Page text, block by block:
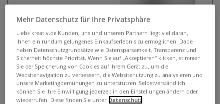
Mehr Datenschutz für Ihre Privatsphäre
Liebe kreativ.de Kunden, uns und unseren Partnern liegt viel daran,
Ihnen ein rundum gelungenes Einkaufserlebnis zu ermöglichen. Dabei
haben Datenschutzgrundsätze wie Datensparsamkeit, Transparenz und
Sicherheit höchste Priorität. Wenn Sie auf „Akzeptieren“ klicken, stimmen
Sie der Speicherung von Cookies auf Ihrem Gerät zu, um die
Websitenavigation zu verbessern, die Websitenutzung zu analysieren und
unsere Marketingbemühungen zu unterstützen. Selbstverständlich
können Sie Ihre Einwilligung jederzeit in den Einstellungen ändern oder
wiederrufen. Diese finden Sie unter Datenschutz